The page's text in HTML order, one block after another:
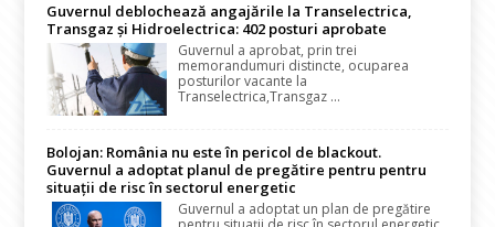
Guvernul deblochează angajările la Transelectrica,
Transgaz și Hidroelectrica: 402 posturi aprobate
Guvernul a aprobat, prin trei
memorandumuri distincte, ocuparea
posturilor vacante la
Transelectrica,Transgaz ...
Bolojan: România nu este în pericol de blackout.
Guvernul a adoptat planul de pregătire pentru pentru
situații de risc în sectorul energetic
Guvernul a adoptat un plan de pregătire